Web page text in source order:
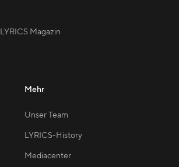
LYRICS Magazin
Mehr
Unser Team
LYRICS-History
Mediacenter